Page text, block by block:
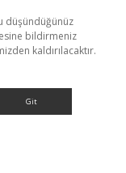
düşündüğünüz
bildirmeniz
kaldırılacaktır.